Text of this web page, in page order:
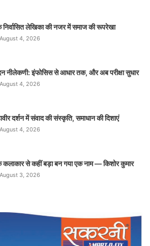
निर्वासित लेखिका की नजर में समाज की रूपरेखा
August 4, 2026
नीलेकणी: इंफोसिस से आधार तक, और अब परीक्षा सुधार
August 4, 2026
दर्शन में संवाद की संस्कृति, समाधान की दिशाएं
August 4, 2026
कलाकार से कहीं बड़ा बन गया एक नाम — किशोर कुमार
August 3, 2026